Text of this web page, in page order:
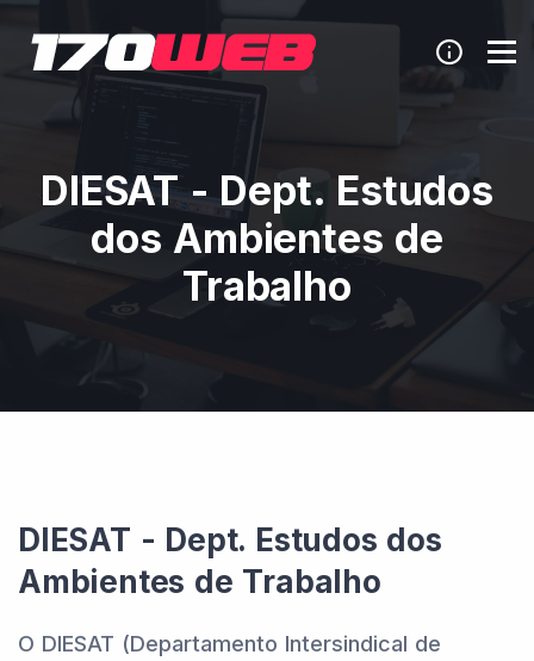
DIESAT - Dept. Estudos
dos Ambientes de
Trabalho
DIESAT - Dept. Estudos dos
Ambientes de Trabalho
O DIESAT (Departamento Intersindical de